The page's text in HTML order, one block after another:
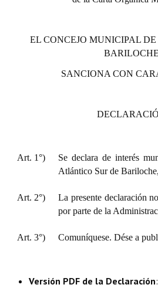
EL CONCEJO MUNICIPAL
BARILOCHE
SANCIONA CON
Art. 1°)
Se declara de interés
Atlántico Sur de
Art. 2°)
La presente declaración
por parte de la
Art. 3°) Comuníquese. Dése a
Versión PDF de la Declaración: